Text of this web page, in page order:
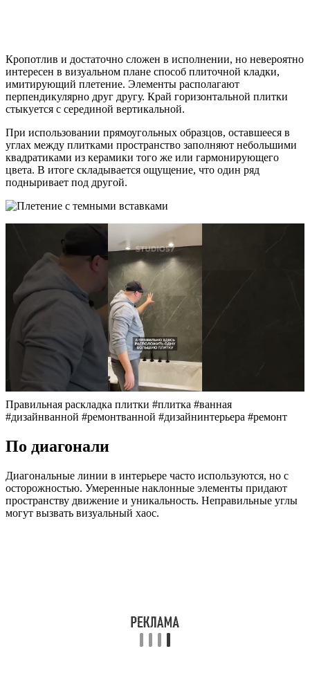
Кропотлив и достаточно сложен в исполнении, но невероятно
интересен в визуальном плане способ плиточной кладки,
имитирующий плетение. Элементы располагают
перпендикулярно друг другу. Край горизонтальной плитки
стыкуется с серединой вертикальной.
При использовании прямоугольных образцов, оставшееся в
углах между плитками пространство заполняют небольшими
квадратиками из керамики того же или гармонирующего
цвета. В итоге складывается ощущение, что один ряд
подныривает под другой.
Правильная раскладка плитки #плитка #ванная
#дизайнванной #ремонтванной #дизайнинтерьера #ремонт
По диагонали
Диагональные линии в интерьере часто используются, но с
осторожностью. Умеренные наклонные элементы придают
пространству движение и уникальность. Неправильные углы
могут вызвать визуальный хаос.